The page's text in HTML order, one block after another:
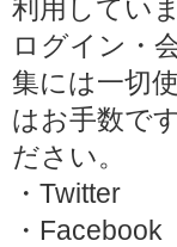
利用してい
ログイン・
集には一切
はお手数で
ださい。
・Twitter
・Facebook